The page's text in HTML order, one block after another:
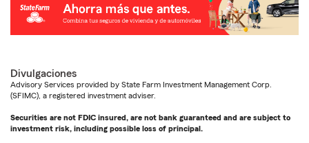
Divulgaciones
Advisory Services provided by State Farm Investment Management Corp.
(SFIMC), a registered investment adviser.
Securities are not FDIC insured, are not bank guaranteed and are subject to
investment risk, including possible loss of principal.